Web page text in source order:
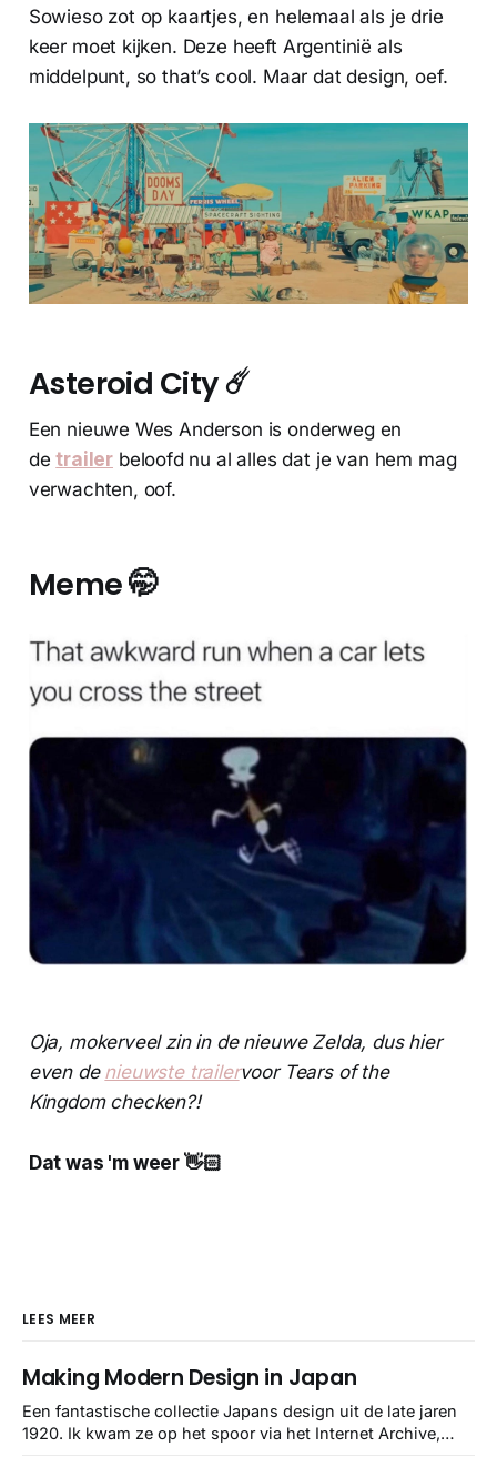
Sowieso zot op kaartjes, en helemaal als je drie
keer moet kijken. Deze heeft Argentinië als
middelpunt, so that’s cool. Maar dat design, oef.
Asteroid City ☄️
Een nieuwe Wes Anderson is onderweg en
detrailer beloofd nu al alles dat je van hem mag
verwachten, oof.
Meme 🤭
Oja, mokerveel zin in de nieuwe Zelda, dus hier
even de nieuwste trailervoor Tears of the
Kingdom checken?!
Dat was 'm weer 👋🏻
LEES MEER
Making Modern Design in Japan
Een fantastische collectie Japans design uit de late jaren
1920. Ik kwam ze op het spoor via het Internet Archive,